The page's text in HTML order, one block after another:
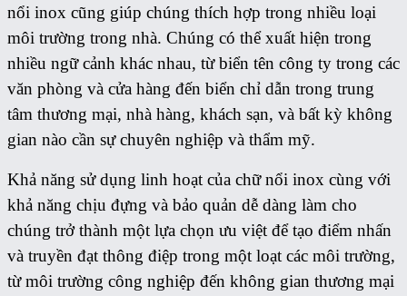
nổi inox cũng giúp chúng thích hợp trong nhiều loại
môi trường trong nhà. Chúng có thể xuất hiện trong
nhiều ngữ cảnh khác nhau, từ biển tên công ty trong các
văn phòng và cửa hàng đến biển chỉ dẫn trong trung
tâm thương mại, nhà hàng, khách sạn, và bất kỳ không
gian nào cần sự chuyên nghiệp và thẩm mỹ.
Khả năng sử dụng linh hoạt của chữ nổi inox cùng với
khả năng chịu đựng và bảo quản dễ dàng làm cho
chúng trở thành một lựa chọn ưu việt để tạo điểm nhấn
và truyền đạt thông điệp trong một loạt các môi trường,
từ môi trường công nghiệp đến không gian thương mại